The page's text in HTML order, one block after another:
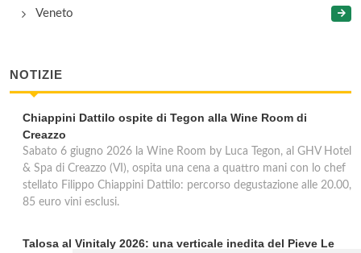
Veneto
NOTIZIE
Chiappini Dattilo ospite di Tegon alla Wine Room di
Creazzo
Sabato 6 giugno 2026 la Wine Room by Luca Tegon, al GHV Hotel
& Spa di Creazzo (VI), ospita una cena a quattro mani con lo chef
stellato Filippo Chiappini Dattilo: percorso degustazione alle 20.00,
85 euro vini esclusi.
Talosa al Vinitaly 2026: una verticale inedita del Pieve Le